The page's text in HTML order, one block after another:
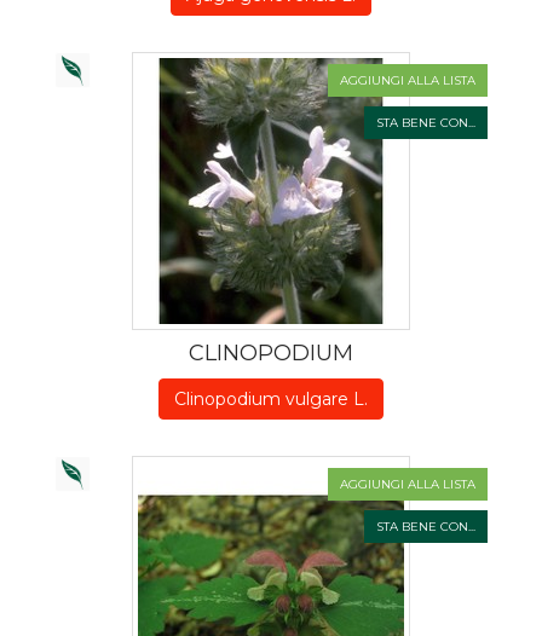
AGGIUNGI ALLA LISTA
STA BENE CON...
CLINOPODIUM
Clinopodium vulgare L.
AGGIUNGI ALLA LISTA
STA BENE CON...